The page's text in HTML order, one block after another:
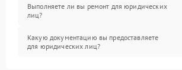
Выполняете ли вы ремонт для юридических
лиц?
Какую документацию вы предоставляете
для юридических лиц?